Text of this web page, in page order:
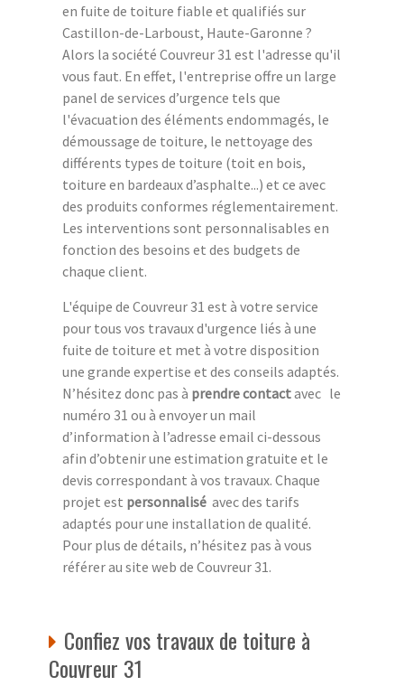
en fuite de toiture fiable et qualifiés sur
Castillon-de-Larboust, Haute-Garonne ?
Alors la société Couvreur 31 est l'adresse qu'il
vous faut. En effet, l'entreprise offre un large
panel de services d’urgence tels que
l'évacuation des éléments endommagés, le
démoussage de toiture, le nettoyage des
différents types de toiture (toit en bois,
toiture en bardeaux d’asphalte...) et ce avec
des produits conformes réglementairement.
Les interventions sont personnalisables en
fonction des besoins et des budgets de
chaque client.
L'équipe de Couvreur 31 est à votre service
pour tous vos travaux d'urgence liés à une
fuite de toiture et met à votre disposition
une grande expertise et des conseils adaptés.
N’hésitez donc pas à prendre contactavec le
numéro 31 ou à envoyer un mail
d’information à l’adresse email ci-dessous
afin d’obtenir une estimation gratuite et le
devis correspondant à vos travaux. Chaque
projet est personnalisé avec des tarifs
adaptés pour une installation de qualité.
Pour plus de détails, n’hésitez pas à vous
référer au site web de Couvreur 31.
Confiez vos travaux de toiture à
Couvreur 31